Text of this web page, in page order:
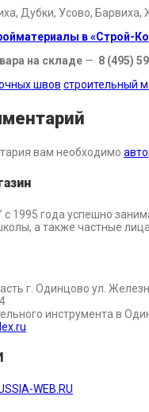
Дубки, Усово,
в «Строй-
на складе — 8 (495)
швов строительный
вам необходимо
1995 года успешно
а также частные
г. Одинцово ул.
инструмента в
WEB.RU